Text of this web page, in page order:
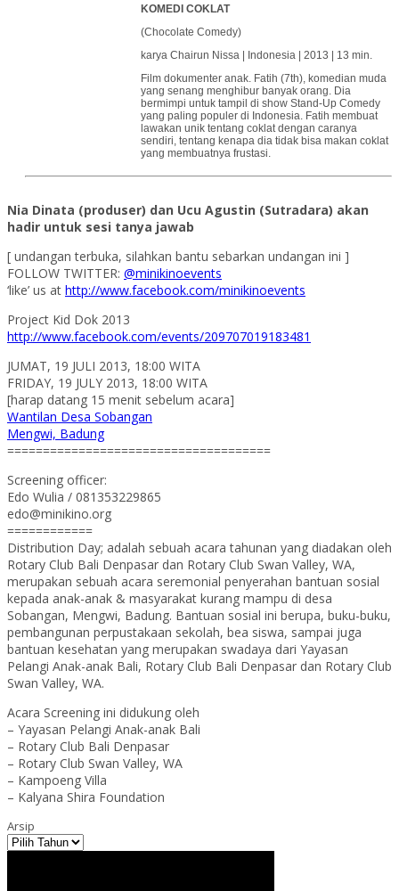
KOMEDI COKLAT
(Chocolate Comedy)
karya Chairun Nissa | Indonesia | 2013 | 13 min.
Film dokumenter anak. Fatih (7th), komedian muda
yang senang menghibur banyak orang. Dia
bermimpi untuk tampil di show Stand-Up Comedy
yang paling populer di Indonesia. Fatih membuat
lawakan unik tentang coklat dengan caranya
sendiri, tentang kenapa dia tidak bisa makan coklat
yang membuatnya frustasi.
Nia Dinata (produser) dan Ucu Agustin (Sutradara) akan
hadir untuk sesi tanya jawab
[ undangan terbuka, silahkan bantu sebarkan undangan ini ]
FOLLOW TWITTER: @minikinoevents
‘like’ us at http://www.facebook.com/minikinoevents
Project Kid Dok 2013
http://www.facebook.com/events/209707019183481
JUMAT, 19 JULI 2013, 18:00 WITA
FRIDAY, 19 JULY 2013, 18:00 WITA
[harap datang 15 menit sebelum acara]
Wantilan Desa Sobangan
Mengwi, Badung
=====================================
Screening officer:
Edo Wulia / 081353229865
edo@minikino.org
============
Distribution Day; adalah sebuah acara tahunan yang diadakan oleh
Rotary Club Bali Denpasar dan Rotary Club Swan Valley, WA,
merupakan sebuah acara seremonial penyerahan bantuan sosial
kepada anak-anak & masyarakat kurang mampu di desa
Sobangan, Mengwi, Badung. Bantuan sosial ini berupa, buku-buku,
pembangunan perpustakaan sekolah, bea siswa, sampai juga
bantuan kesehatan yang merupakan swadaya dari Yayasan
Pelangi Anak-anak Bali, Rotary Club Bali Denpasar dan Rotary Club
Swan Valley, WA.
Acara Screening ini didukung oleh
– Yayasan Pelangi Anak-anak Bali
– Rotary Club Bali Denpasar
– Rotary Club Swan Valley, WA
– Kampoeng Villa
– Kalyana Shira Foundation
Arsip